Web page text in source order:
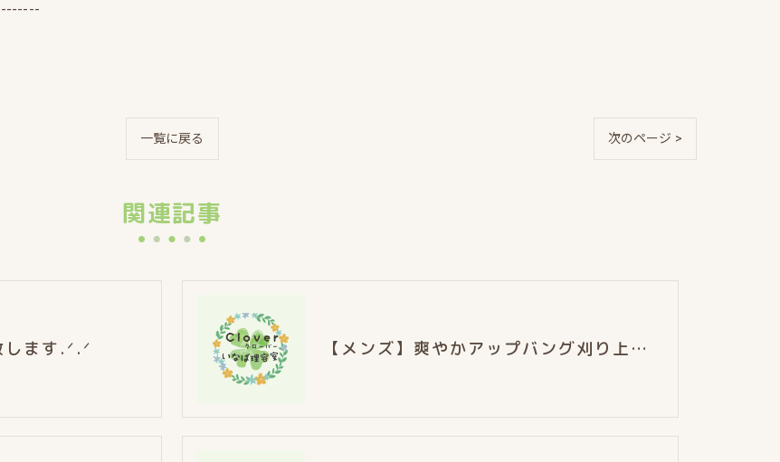
一覧に戻る 次のページ >
関連記事
ます.ᐟ.ᐟ 【メンズ】爽やかアップバング刈り上げショート★